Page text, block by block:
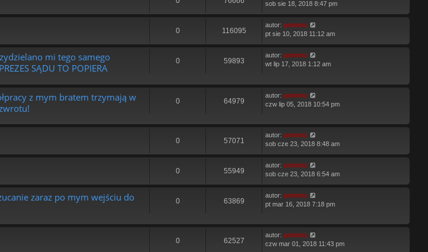
sob sie 18, 2018 8:47 pm
0 116095
autor: piotrniz
pt sie 10, 2018 11:12 am
mi tego samego
SĄDU TO POPIERA
0 59893
autor: piotrniz
wt lip 17, 2018 1:12 am
z mym bratem trzymają w
0 64979
autor: piotrniz
czw lip 05, 2018 10:54 pm
0 57071
autor: piotrniz
sob cze 23, 2018 8:48 am
0 55949
autor: piotrniz
sob cze 23, 2018 6:54 am
zaraz po mym wejściu do
0 63869
autor: piotrniz
pt mar 16, 2018 7:18 pm
0 62527
autor: piotrniz
czw mar 01, 2018 11:43 pm